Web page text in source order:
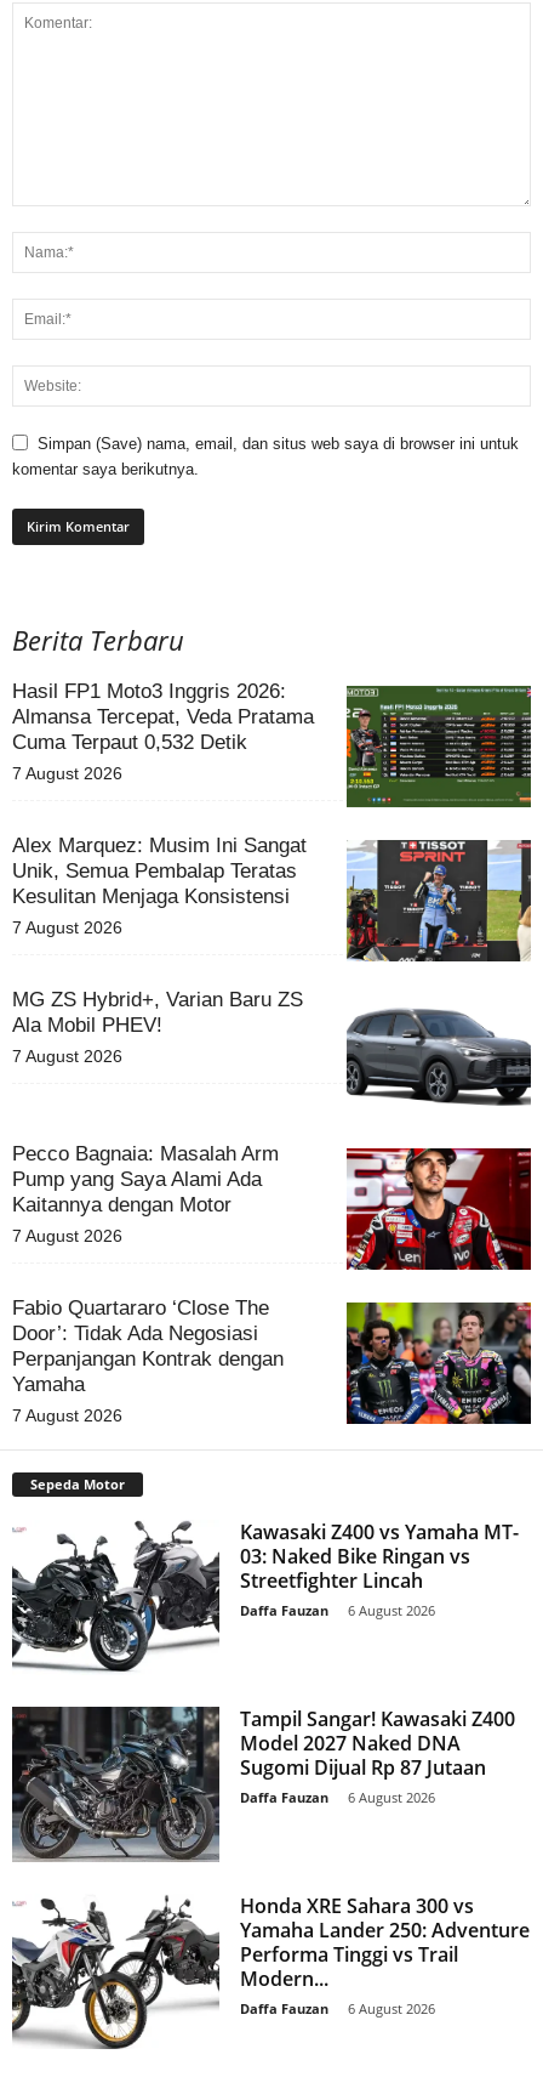
Simpan (Save) nama, email, dan situs web saya di browser ini untuk
komentar saya berikutnya.
Berita Terbaru
Hasil FP1 Moto3 Inggris 2026:
Almansa Tercepat, Veda Pratama
Cuma Terpaut 0,532 Detik
7 August 2026
Alex Marquez: Musim Ini Sangat
Unik, Semua Pembalap Teratas
Kesulitan Menjaga Konsistensi
7 August 2026
MG ZS Hybrid+, Varian Baru ZS
Ala Mobil PHEV!
7 August 2026
Pecco Bagnaia: Masalah Arm
Pump yang Saya Alami Ada
Kaitannya dengan Motor
7 August 2026
Fabio Quartararo ‘Close The
Door’: Tidak Ada Negosiasi
Perpanjangan Kontrak dengan
Yamaha
7 August 2026
Sepeda Motor
Kawasaki Z400 vs Yamaha MT-
03: Naked Bike Ringan vs
Streetfighter Lincah
Daffa Fauzan 6 August 2026
Tampil Sangar! Kawasaki Z400
Model 2027 Naked DNA
Sugomi Dijual Rp 87 Jutaan
Daffa Fauzan 6 August 2026
Honda XRE Sahara 300 vs
Yamaha Lander 250: Adventure
Performa Tinggi vs Trail
Modern...
Daffa Fauzan 6 August 2026